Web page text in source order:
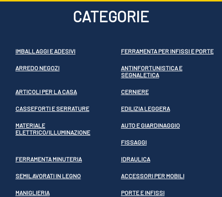
CATEGORIE
IMBALLAGGI E ADESIVI FERRAMENTA PER INFISSI E PORTE
ARREDO NEGOZI
ANTINFORTUNISTICA E
SEGNALETICA
ARTICOLI PER LA CASA CERNIERE
CASSEFORTI E SERRATURE EDILIZIA LEGGERA
MATERIALE
ELETTRICO/ILLUMINAZIONE
AUTO E GIARDINAGGIO
FISSAGGI
FERRAMENTA MINUTERIA IDRAULICA
SEMILAVORATI IN LEGNO ACCESSORI PER MOBILI
MANIGLIERIA PORTE E INFISSI